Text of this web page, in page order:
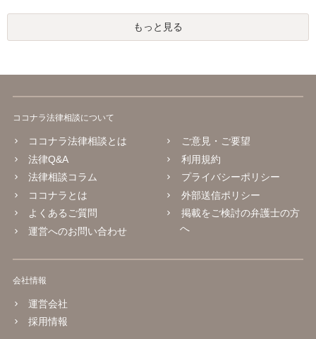
もっと見る
ココナラ法律相談について
ココナラ法律相談とは
法律Q&A
法律相談コラム
ココナラとは
よくあるご質問
運営へのお問い合わせ
ご意見・ご要望
利用規約
プライバシーポリシー
外部送信ポリシー
掲載をご検討の弁護士の方
へ
会社情報
運営会社
採用情報